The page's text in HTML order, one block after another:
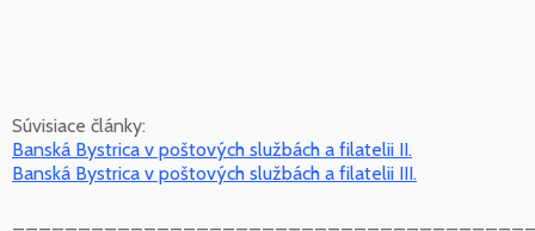
Súvisiace články:
Banská Bystrica v poštových službách a filatelii II.
Banská Bystrica v poštových službách a filatelii III.